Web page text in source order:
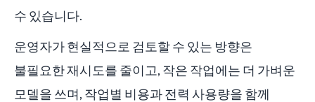
수 있습니다.
운영자가 현실적으로 검토할 수 있는 방향은
불필요한 재시도를 줄이고, 작은 작업에는 더 가벼운
모델을 쓰며, 작업별 비용과 전력 사용량을 함께